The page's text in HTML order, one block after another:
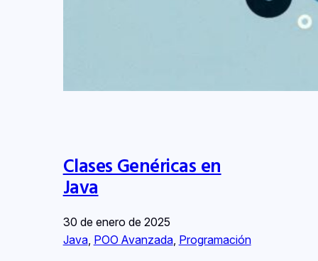
Clases Genéricas en
Java
30 de enero de 2025
Java, POO Avanzada, Programación